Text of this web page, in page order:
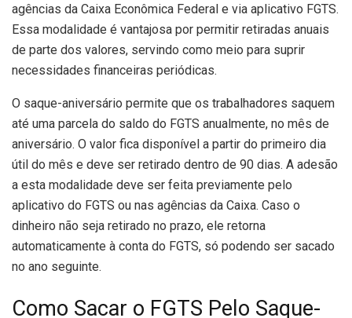
agências da Caixa Econômica Federal e via aplicativo FGTS.
Essa modalidade é vantajosa por permitir retiradas anuais
de parte dos valores, servindo como meio para suprir
necessidades financeiras periódicas.
O saque-aniversário permite que os trabalhadores saquem
até uma parcela do saldo do FGTS anualmente, no mês de
aniversário. O valor fica disponível a partir do primeiro dia
útil do mês e deve ser retirado dentro de 90 dias. A adesão
a esta modalidade deve ser feita previamente pelo
aplicativo do FGTS ou nas agências da Caixa. Caso o
dinheiro não seja retirado no prazo, ele retorna
automaticamente à conta do FGTS, só podendo ser sacado
no ano seguinte.
Como Sacar o FGTS Pelo Saque-